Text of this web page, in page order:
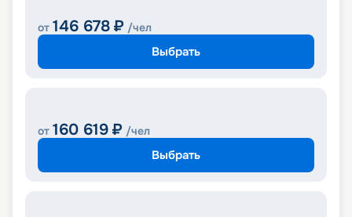
от 146 678 ₽ /чел
Выбрать
от 160 619 ₽ /чел
Выбрать